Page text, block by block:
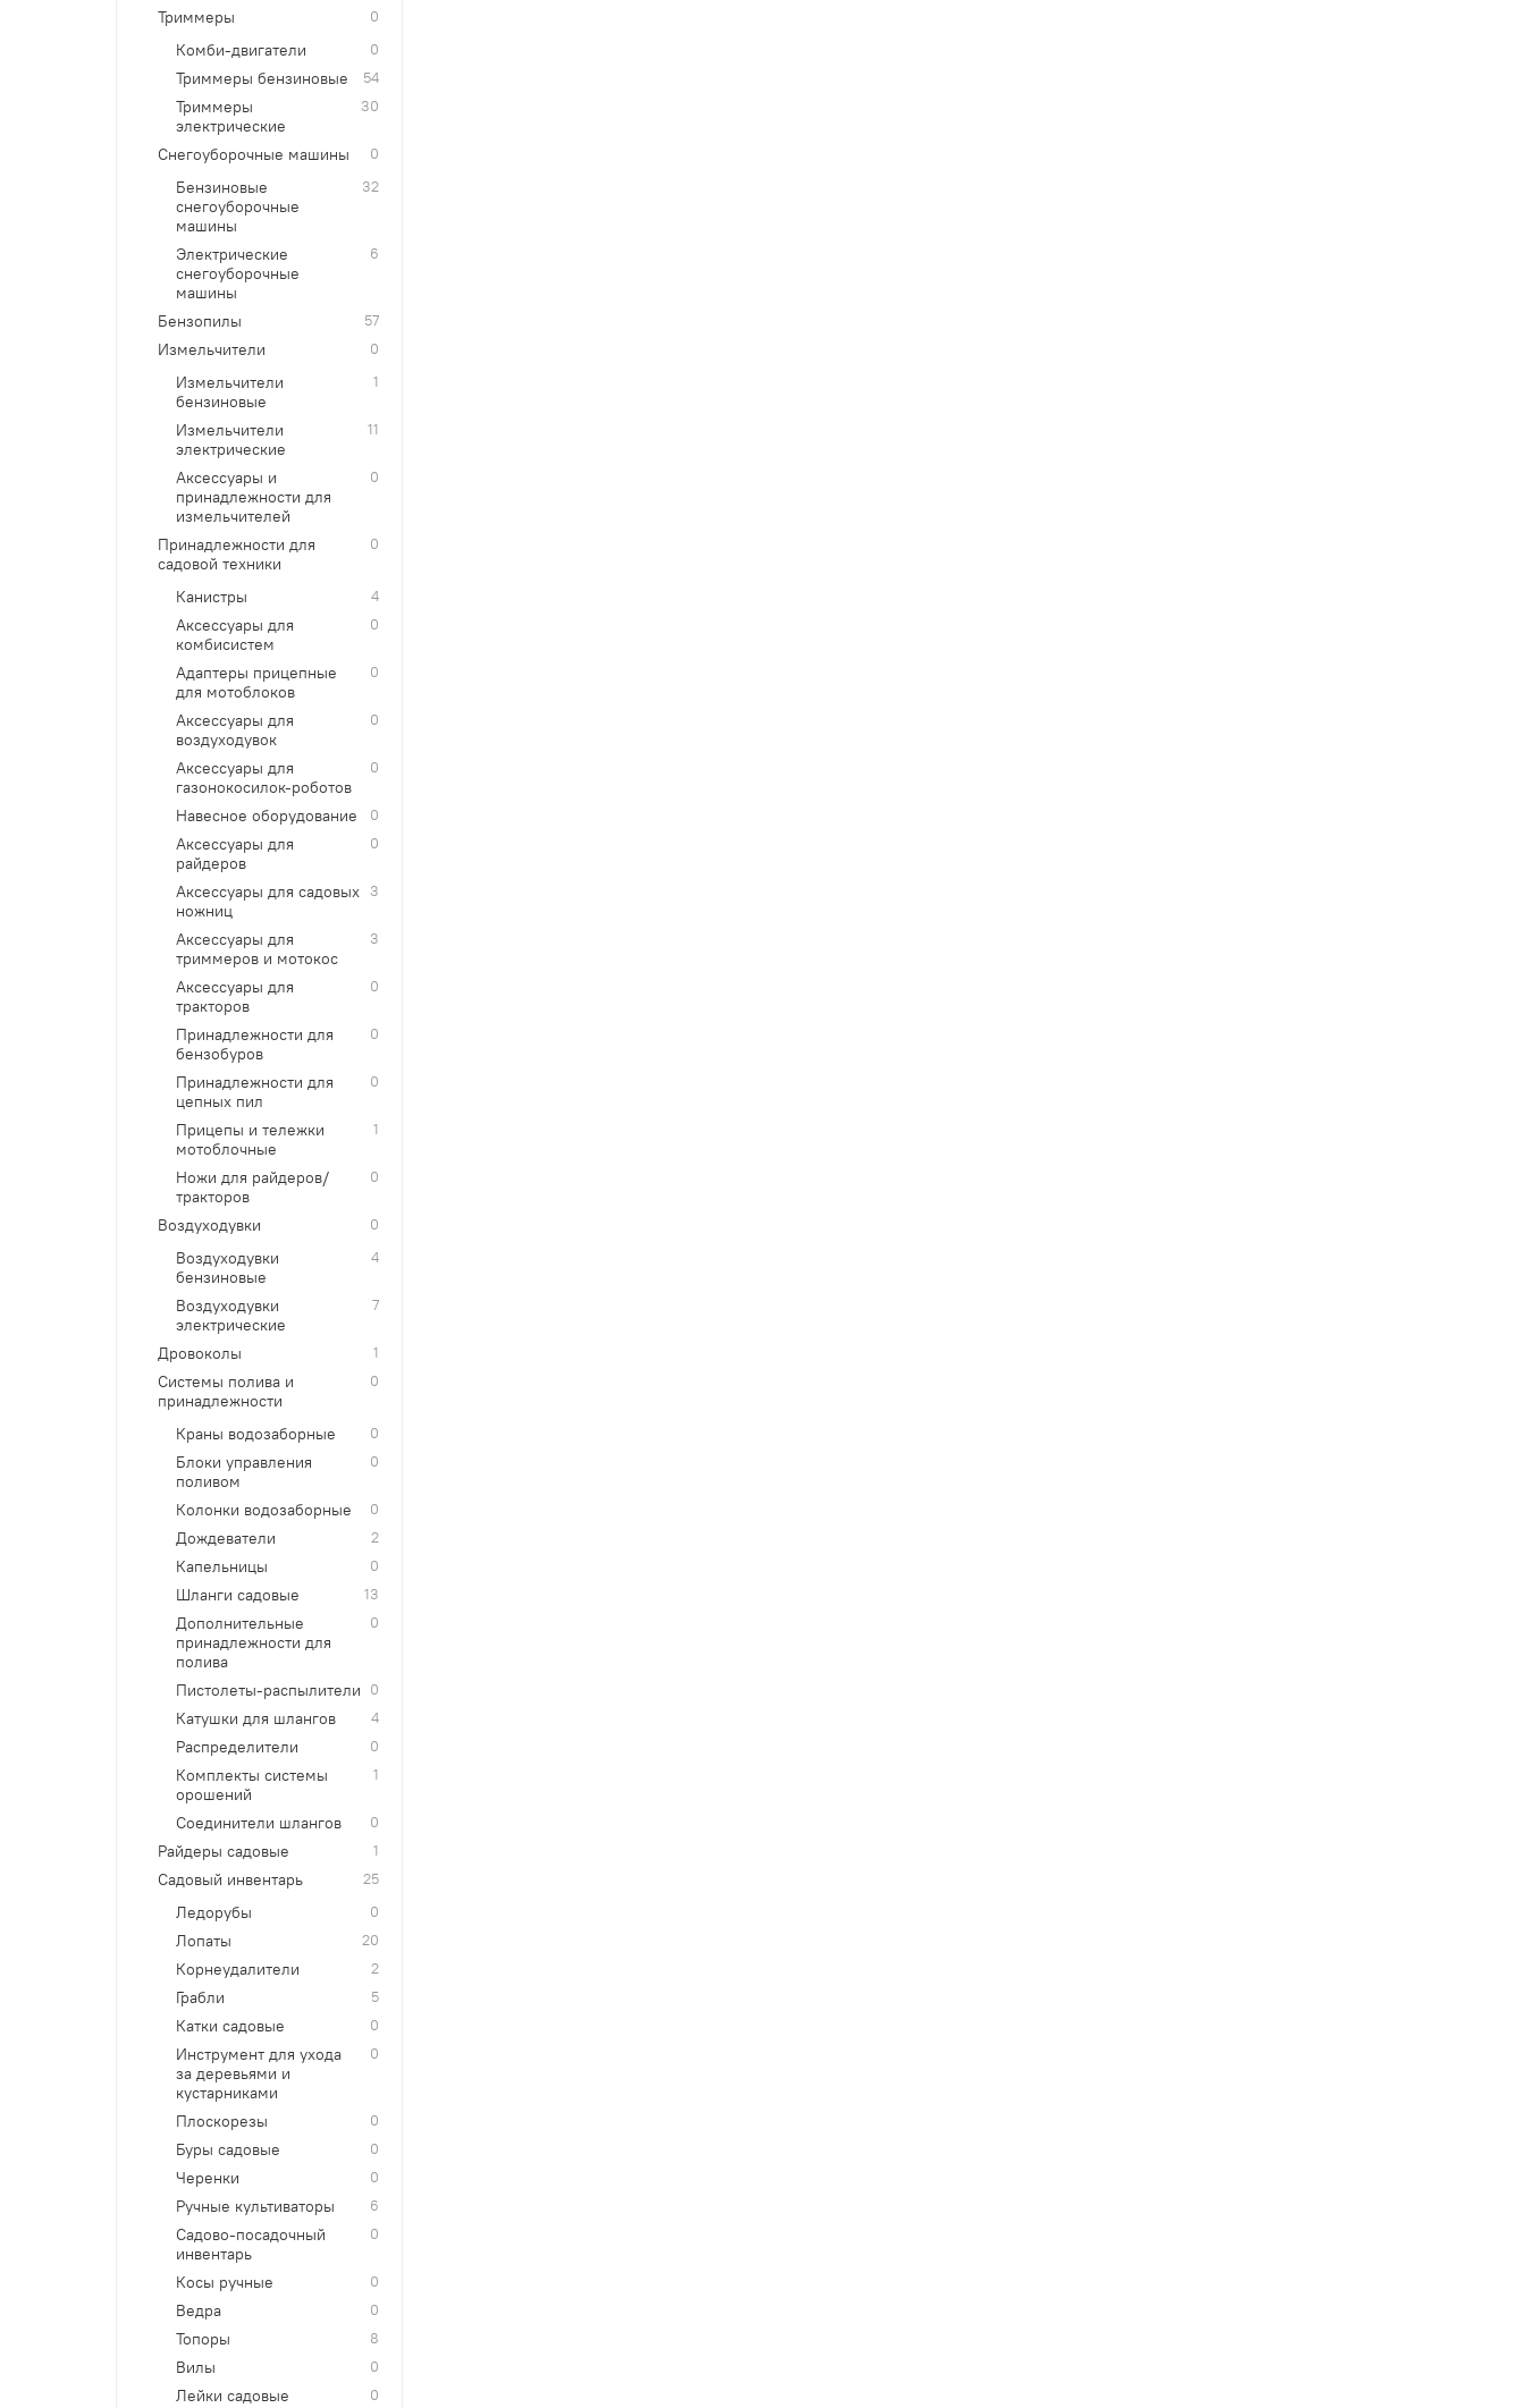
Триммеры 0
Комби-двигатели 0
Триммеры бензиновые 54
Триммеры
электрические
30
Снегоуборочные машины 0
Бензиновые
снегоуборочные
машины
32
Электрические
снегоуборочные
машины
6
Бензопилы 57
Измельчители 0
Измельчители
бензиновые
1
Измельчители
электрические
11
Аксессуары и
принадлежности для
измельчителей
0
Принадлежности для
садовой техники
0
Канистры 4
Аксессуары для
комбисистем
0
Адаптеры прицепные
для мотоблоков
0
Аксессуары для
воздуходувок
0
Аксессуары для
газонокосилок-роботов
0
Навесное оборудование 0
Аксессуары для
райдеров
0
Аксессуары для садовых
ножниц
3
Аксессуары для
триммеров и мотокос
3
Аксессуары для
тракторов
0
Принадлежности для
бензобуров
0
Принадлежности для
цепных пил
0
Прицепы и тележки
мотоблочные
1
Ножи для райдеров/
тракторов
0
Воздуходувки 0
Воздуходувки
бензиновые
4
Воздуходувки
электрические
7
Дровоколы 1
Системы полива и
принадлежности
0
Краны водозаборные 0
Блоки управления
поливом
0
Колонки водозаборные 0
Дождеватели 2
Капельницы 0
Шланги садовые 13
Дополнительные
принадлежности для
полива
0
Пистолеты-распылители 0
Катушки для шлангов 4
Распределители 0
Комплекты системы
орошений
1
Соединители шлангов 0
Райдеры садовые 1
Садовый инвентарь 25
Ледорубы 0
Лопаты 20
Корнеудалители 2
Грабли 5
Катки садовые 0
Инструмент для ухода
за деревьями и
кустарниками
0
Плоскорезы 0
Буры садовые 0
Черенки 0
Ручные культиваторы 6
Садово-посадочный
инвентарь
0
Косы ручные 0
Ведра 0
Топоры 8
Вилы 0
Лейки садовые 0